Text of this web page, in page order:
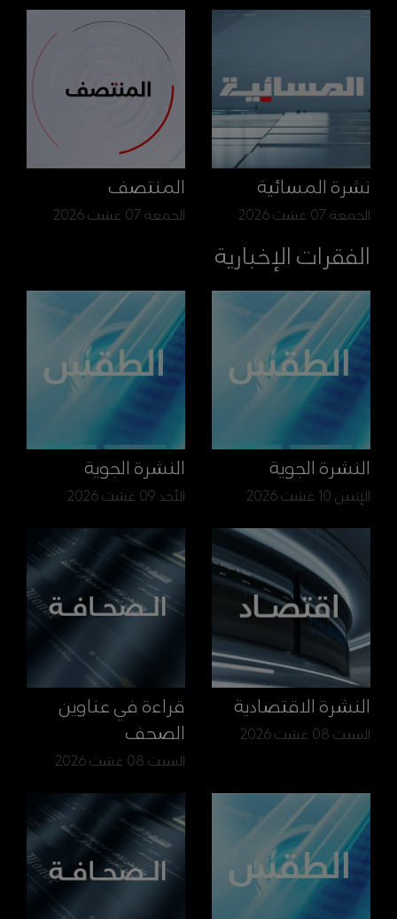
نشرة المسائية
الجمعة 07 غشت 2026
المنتصف
الجمعة 07 غشت 2026
الفقرات الإخبارية
النشرة الجوية
الإثنين 10 غشت 2026
النشرة الجوية
الأحد 09 غشت 2026
النشرة الاقتصادية
السبت 08 غشت 2026
قراءة في عناوين
الصحف
السبت 08 غشت 2026